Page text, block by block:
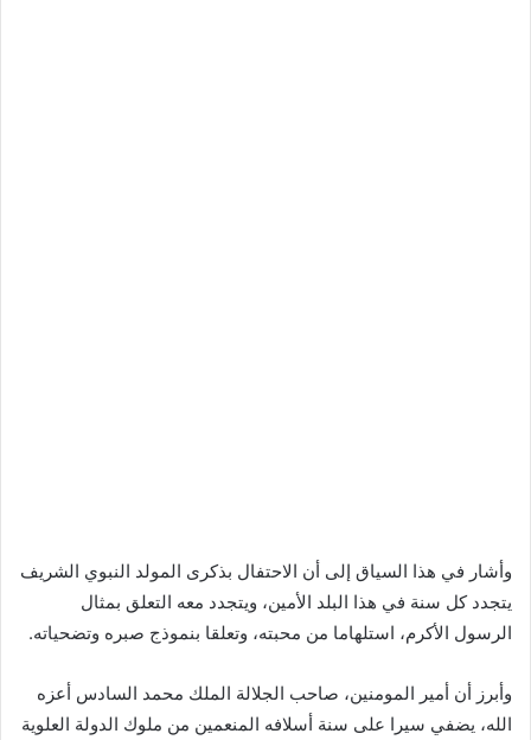
وأشار في هذا السياق إلى أن الاحتفال بذكرى المولد النبوي الشريف
يتجدد كل سنة في هذا البلد الأمين، ويتجدد معه التعلق بمثال
الرسول الأكرم، استلهاما من محبته، وتعلقا بنموذج صبره وتضحياته.
وأبرز أن أمير المومنين، صاحب الجلالة الملك محمد السادس أعزه
الله، يضفي سيرا على سنة أسلافه المنعمين من ملوك الدولة العلوية